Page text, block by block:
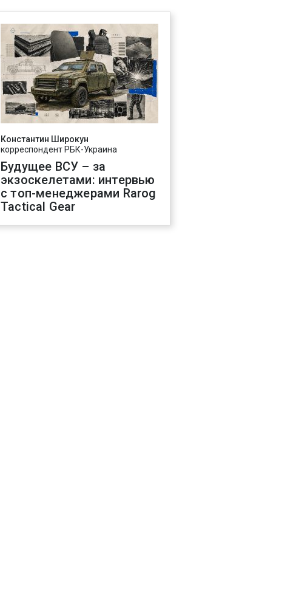
Константин Широкун
корреспондент РБК-Украина
Будущее ВСУ – за
экзоскелетами: интервью
с топ-менеджерами Rarog
Tactical Gear